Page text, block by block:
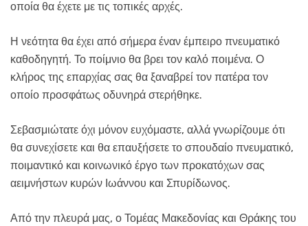
οποία θα έχετε με τις τοπικές αρχές.
Η νεότητα θα έχει από σήμερα έναν έμπειρο πνευματικό
καθοδηγητή. Το ποίμνιο θα βρει τον καλό ποιμένα. Ο
κλήρος της επαρχίας σας θα ξαναβρεί τον πατέρα τον
οποίο προσφάτως οδυνηρά στερήθηκε.
Σεβασμιώτατε όχι μόνον ευχόμαστε, αλλά γνωρίζουμε ότι
θα συνεχίσετε και θα επαυξήσετε το σπουδαίο πνευματικό,
ποιμαντικό και κοινωνικό έργο των προκατόχων σας
αειμνήστων κυρών Ιωάννου και Σπυρίδωνος.
Από την πλευρά μας, ο Τομέας Μακεδονίας και Θράκης του